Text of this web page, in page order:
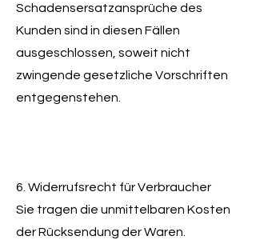
Schadensersatzansprüche des
Kunden sind in diesen Fällen
ausgeschlossen, soweit nicht
zwingende gesetzliche Vorschriften
entgegenstehen.
6. Widerrufsrecht für Verbraucher
Sie tragen die unmittelbaren Kosten
der Rücksendung der Waren.